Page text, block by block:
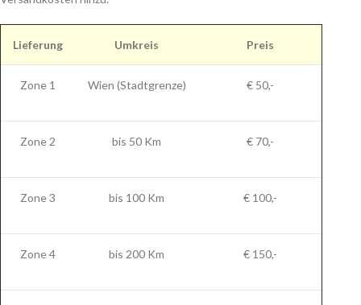
Lieferung Umkreis Preis
Zone 1 Wien (Stadtgrenze) € 50,-
Zone 2 bis 50 Km € 70,-
Zone 3 bis 100 Km € 100,-
Zone 4 bis 200 Km € 150,-